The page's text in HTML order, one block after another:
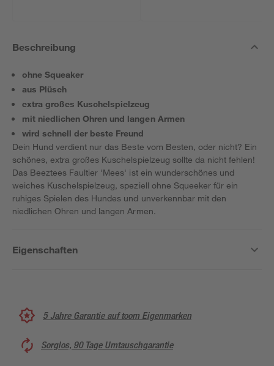
Beschreibung
ohne Squeaker
aus Plüsch
extra großes Kuschelspielzeug
mit niedlichen Ohren und langen Armen
wird schnell der beste Freund
Dein Hund verdient nur das Beste vom Besten, oder nicht? Ein
schönes, extra großes Kuschelspielzeug sollte da nicht fehlen!
Das Beeztees Faultier 'Mees' ist ein wunderschönes und
weiches Kuschelspielzeug, speziell ohne Squeeker für ein
ruhiges Spielen des Hundes und unverkennbar mit den
niedlichen Ohren und langen Armen.
Eigenschaften
5 Jahre Garantie auf toom Eigenmarken
Sorglos, 90 Tage Umtauschgarantie